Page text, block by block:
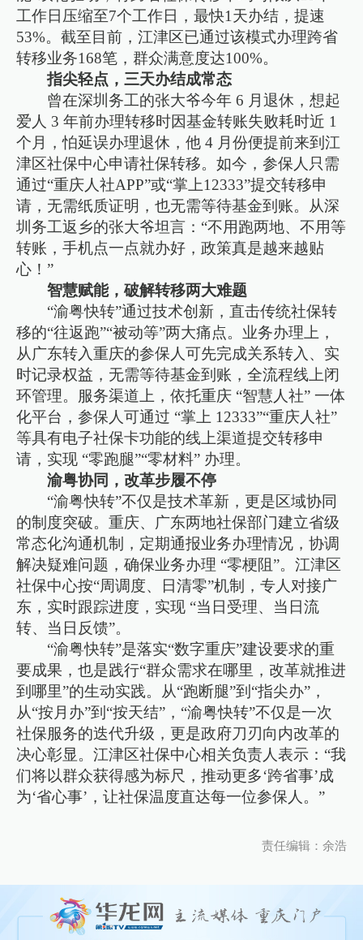
工作日压缩至7个工作日，最快1天办结，提速
53%。截至目前，江津区已通过该模式办理跨省
转移业务168笔，群众满意度达100%。
​​指尖轻点，三天办结成常态​​
曾在深圳务工的张大爷今年 6 月退休，想起
爱人 3 年前办理转移时因基金转账失败耗时近 1
个月，怕延误办理退休，他 4 月份便提前来到江
津区社保中心申请社保转移。如今，参保人只需
通过“重庆人社APP”或“掌上12333”提交转移申
请，无需纸质证明，也无需等待基金到账。从深
圳务工返乡的张大爷坦言：“不用跑两地、不用等
转账，手机点一点就办好，政策真是越来越贴
心！”
​​智慧赋能，破解转移两大难题​​
“渝粤快转”通过技术创新，直击传统社保转
移的“往返跑”“被动等”两大痛点。业务办理上，
从广东转入重庆的参保人可先完成关系转入、实
时记录权益，无需等待基金到账，全流程线上闭
环管理。服务渠道上，依托重庆 “智慧人社” 一体
化平台，参保人可通过 “掌上 12333”“重庆人社”
等具有电子社保卡功能的线上渠道提交转移申
请，实现 “零跑腿”“零材料” 办理。
​​渝粤协同，改革步履不停​​
“渝粤快转”不仅是技术革新，更是区域协同
的制度突破。重庆、广东两地社保部门建立省级
常态化沟通机制，定期通报业务办理情况，协调
解决疑难问题，确保业务办理 “零梗阻”。江津区
社保中心按“周调度、日清零”机制，专人对接广
东，实时跟踪进度，实现 “当日受理、当日流
转、当日反馈”。​
“渝粤快转”是落实“数字重庆”建设要求的重
要成果，也是践行“群众需求在哪里，改革就推进
到哪里”的生动实践。从“跑断腿”到“指尖办”，
从“按月办”到“按天结”，“渝粤快转”不仅是一次
社保服务的迭代升级，更是政府刀刃向内改革的
决心彰显。江津区社保中心相关负责人表示：“我
们将以群众获得感为标尺，推动更多‘跨省事’成
为‘省心事’，让社保温度直达每一位参保人。”
责任编辑：余浩